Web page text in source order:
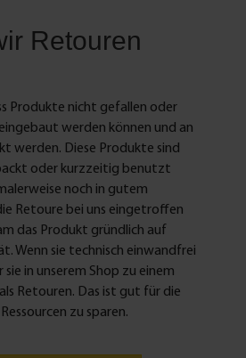
Retouren
Produkte nicht gefallen oder
werden können und an
werden. Diese Produkte sind
oder kurzzeitig benutzt
noch in gutem
Retoure bei uns eingetroffen
das Produkt gründlich auf
Wenn sie technisch einwandfrei
sie in unserem Shop zu einem
Retouren. Das ist gut für die
zu sparen.